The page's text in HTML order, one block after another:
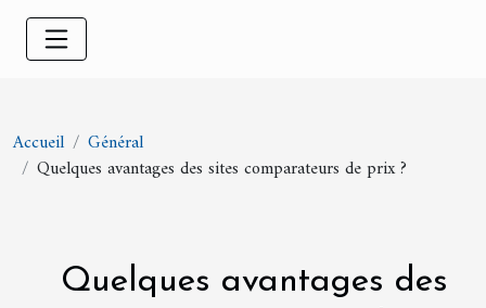
Accueil
Général
Quelques avantages des sites comparateurs de prix ?
Quelques avantages des